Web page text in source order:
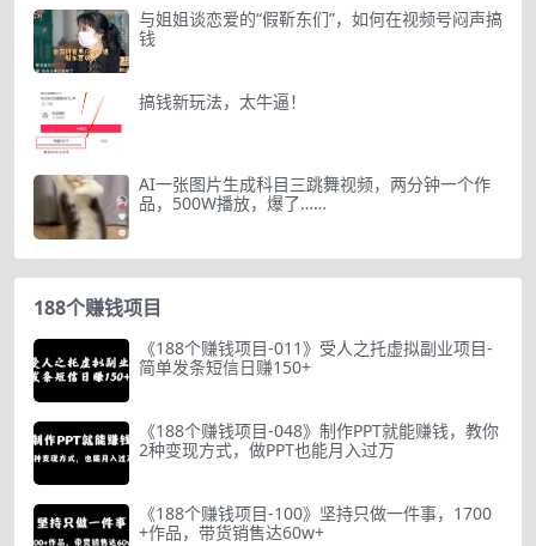
与姐姐谈恋爱的“假靳东们”，如何在视频号闷声搞
钱
搞钱新玩法，太牛逼！
AI一张图片生成科目三跳舞视频，两分钟一个作
品，500W播放，爆了……
188个赚钱项目
《188个赚钱项目-011》受人之托虚拟副业项目-
简单发条短信日赚150+
《188个赚钱项目-048》制作PPT就能赚钱，教你
2种变现方式，做PPT也能月入过万
《188个赚钱项目-100》坚持只做一件事，1700
+作品，带货销售达60w+